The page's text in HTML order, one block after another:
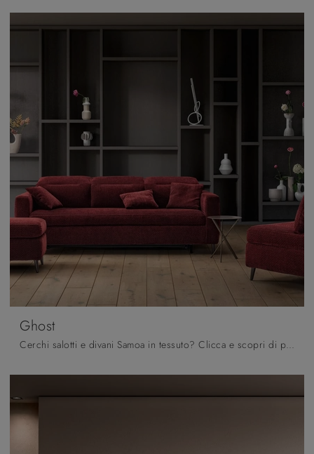
Ghost
Cerchi salotti e divani Samoa in tessuto? Clicca e scopri di più sul modello Ghost per spazi moderni.